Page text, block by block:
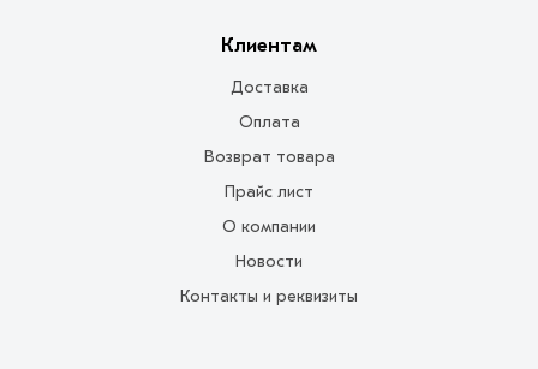
Клиентам
Доставка
Оплата
Возврат товара
Прайс лист
О компании
Новости
Контакты и реквизиты